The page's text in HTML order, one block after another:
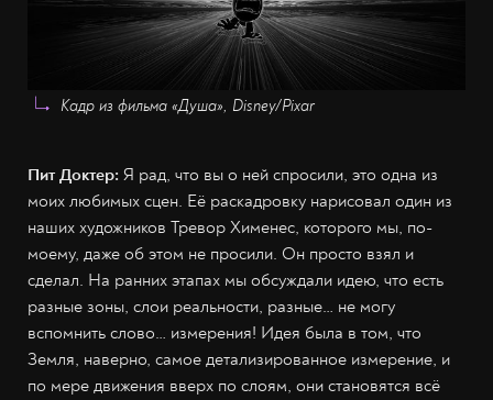
Кадр из фильма «Душа», Disney/Pixar
Пит Доктер: Я рад, что вы о ней спросили, это одна из
моих любимых сцен. Её раскадровку нарисовал один из
наших художников Тревор Хименес, которого мы, по-
моему, даже об этом не просили. Он просто взял и
сделал. На ранних этапах мы обсуждали идею, что есть
разные зоны, слои реальности, разные… не могу
вспомнить слово… измерения! Идея была в том, что
Земля, наверно, самое детализированное измерение, и
по мере движения вверх по слоям, они становятся всё